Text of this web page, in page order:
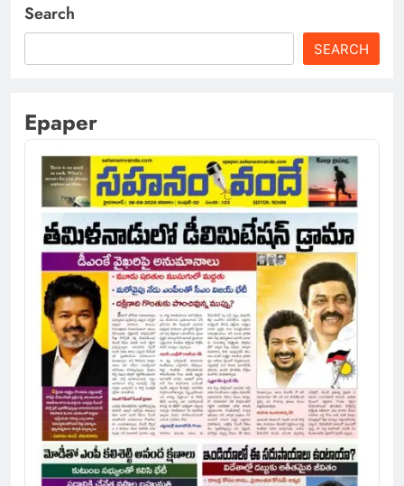
Search
SEARCH
Epaper